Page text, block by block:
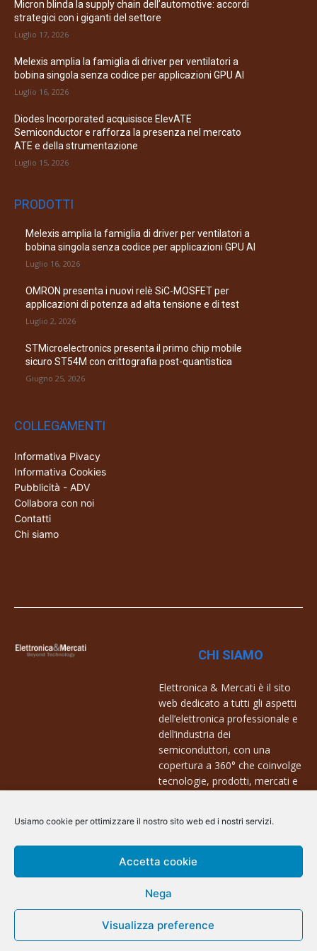
Usiamo cookie per ottimizzare il nostro sito web ed i nostri servizi.
Accetta cookie
Nega
Visualizza preference
Micron blinda la supply chain dell’automotive: accordi
strategici con i giganti del settore
Luglio 17, 2026
Melexis amplia la famiglia di driver per ventilatori a
bobina singola senza codice per applicazioni GPU AI
Luglio 16, 2026
Diodes Incorporated acquisisce ElevATE
Semiconductor e rafforza la presenza nel mercato
ATE e della strumentazione
Luglio 15, 2026
PRODOTTI
Melexis amplia la famiglia di driver per ventilatori a
bobina singola senza codice per applicazioni GPU AI
Luglio 16, 2026
OMRON presenta i nuovi relè SiC-MOSFET per
applicazioni di potenza ad alta tensione e di test
Luglio 2, 2026
STMicroelectronics presenta il primo chip mobile
sicuro ST54M con crittografia post-quantistica
Giugno 25, 2026
COLLEGAMENTI
Informativa Pivacy
Informativa Cookies
Pubblicità - ADV
Collabora con noi
Contatti
Chi siamo
CHI SIAMO
Elettronica & Mercati è il sito
web dedicato a tutti gli aspetti
dell’elettronica professionale e
dell’industria dei
semiconduttori, con una
copertura a 360° che coinvolge
tecnologie, prodotti, mercati e
Contatti:
info@arscommunication.it
@ArsCommunication 2023